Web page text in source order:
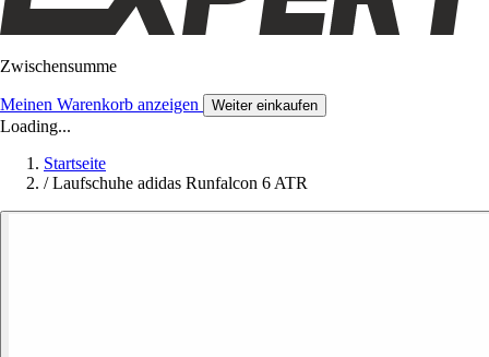
Zwischensumme
Meinen Warenkorb anzeigen Weiter einkaufen
Loading...
Startseite
/ Laufschuhe adidas Runfalcon 6 ATR